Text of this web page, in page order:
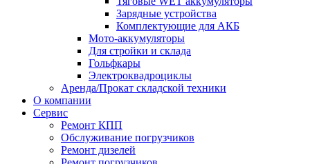
Зарядные устройства
Комплектующие для АКБ
Мото-аккумуляторы
Для стройки и склада
Гольфкары
Электроквадроциклы
Аренда/Прокат складской техники
О компании
Сервис
Ремонт КПП
Обслуживание погрузчиков
Ремонт дизелей